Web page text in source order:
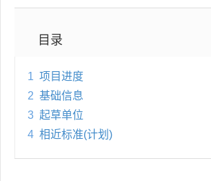
目录
1 项目进度
2 基础信息
3 起草单位
4 相近标准(计划)